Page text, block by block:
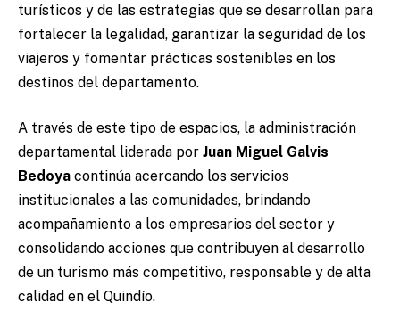
turísticos y de las estrategias que se desarrollan para
fortalecer la legalidad, garantizar la seguridad de los
viajeros y fomentar prácticas sostenibles en los
destinos del departamento.
A través de este tipo de espacios, la administración
departamental liderada por Juan Miguel Galvis
Bedoya continúa acercando los servicios
institucionales a las comunidades, brindando
acompañamiento a los empresarios del sector y
consolidando acciones que contribuyen al desarrollo
de un turismo más competitivo, responsable y de alta
calidad en el Quindío.